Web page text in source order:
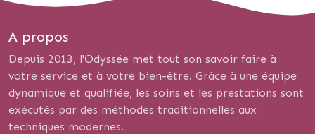
A propos
Depuis 2013, l'Odyssée met tout son savoir faire à
votre service et à votre bien-être. Grâce à une équipe
dynamique et qualifiée, les soins et les prestations sont
exécutés par des méthodes traditionnelles aux
techniques modernes.